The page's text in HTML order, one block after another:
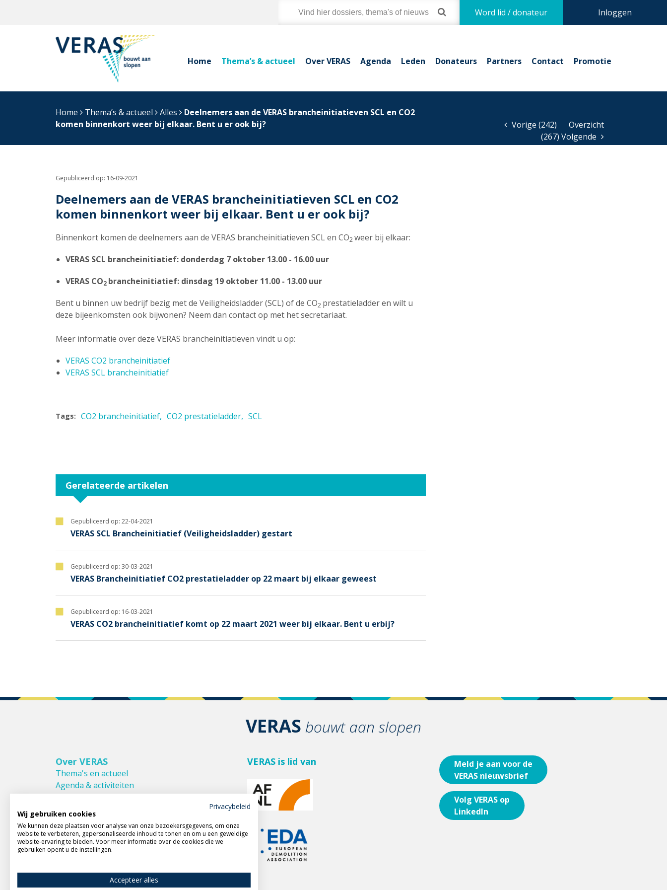
Inloggen
Word lid / donateur
Home Thema’s & actueel Over VERAS Agenda Leden Donateurs Partners Contact Promotie
Home Thema’s & actueel Alles
Deelnemers aan de VERAS brancheinitiatieven SCL en CO2
komen binnenkort weer bij elkaar. Bent u er ook bij?
Vorige (242)
Overzicht
(267) Volgende
Gepubliceerd op: 16-09-2021
Deelnemers aan de VERAS brancheinitiatieven SCL en CO2
komen binnenkort weer bij elkaar. Bent u er ook bij?
Binnenkort komen de deelnemers aan de VERAS brancheinitiatieven SCL en CO2weer bij elkaar:
VERAS SCL brancheinitiatief: donderdag 7 oktober 13.00 - 16.00 uur
VERAS CO2 brancheinitiatief: dinsdag 19 oktober 11.00 - 13.00 uur
Bent u binnen uw bedrijf bezig met de Veiligheidsladder (SCL) of de CO2 prestatieladder en wilt u
deze bijeenkomsten ook bijwonen? Neem dan contact op met het secretariaat.
Meer informatie over deze VERAS brancheinitiatieven vindt u op:
VERAS CO2 brancheinitiatief
VERAS SCL brancheinitiatief
Tags: CO2 brancheinitiatief CO2 prestatieladder SCL
Gerelateerde artikelen
Gepubliceerd op: 22-04-2021
VERAS SCL Brancheinitiatief (Veiligheidsladder) gestart
Gepubliceerd op: 30-03-2021
VERAS Brancheinitiatief CO2 prestatieladder op 22 maart bij elkaar geweest
Gepubliceerd op: 16-03-2021
VERAS CO2 brancheinitiatief komt op 22 maart 2021 weer bij elkaar. Bent u erbij?
VERAS bouwt aan slopen
Over VERAS
Thema's en actueel
Agenda & activiteiten
Bestuur & Commissies
Leden van VERAS
Donateurs van VERAS
Huishoudelijk reglement
VERAS is lid van
Meld je aan voor de
VERAS nieuwsbrief
Volg VERAS op
LinkedIn
Privacybeleid
Wij gebruiken cookies
We kunnen deze plaatsen voor analyse van onze bezoekersgegevens, om onze
website te verbeteren, gepersonaliseerde inhoud te tonen en om u een geweldige
website-ervaring te bieden. Voor meer informatie over de cookies die we
gebruiken opent u de instellingen.
Accepteer alles